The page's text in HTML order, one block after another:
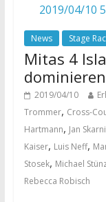
News Stage
Mitas 4
2019/04/10
Trommer, Cross-
Hartmann, Jan
Kaiser, Luis Neff,
Stosek, Michael
Rebecca Robisch